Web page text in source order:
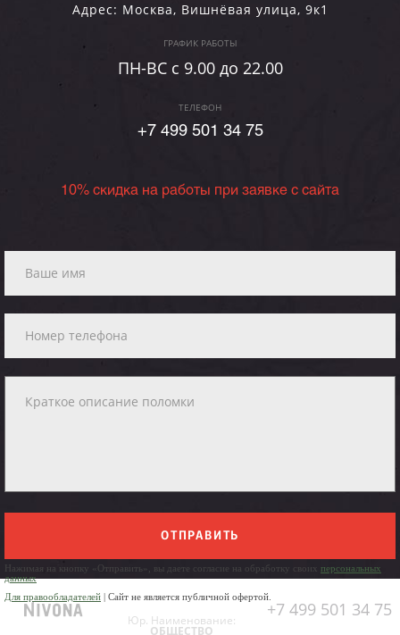
Адрес: Москва, Вишнёвая улица, 9к1
ГРАФИК РАБОТЫ
ПН-ВC c 9.00 до 22.00
ТЕЛЕФОН
+7 499 501 34 75
10% скидка на работы при заявке с сайта
ОТПРАВИТЬ
Нажимая на кнопку «Отправить», вы даете согласие на обработку своих персональных
данных
Для правообладателей | Сайт не является публичной офертой.
+7 499 501 34 75
Юр. Наименование:
ОБЩЕСТВО